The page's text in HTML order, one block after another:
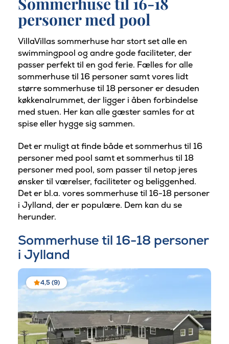
personer med pool
VillaVillas sommerhuse har stort set alle en
swimmingpool og andre gode faciliteter, der
passer perfekt til en god ferie. Fælles for alle
sommerhuse til 16 personer samt vores lidt
større sommerhuse til 18 personer er desuden
køkkenalrummet, der ligger i åben forbindelse
med stuen. Her kan alle gæster samles for at
spise eller hygge sig sammen.
Det er muligt at finde både etsommerhus til 16
personer med pool samt etsommerhus til 18
personer med pool, som passer til netop jeres
ønsker til værelser, faciliteter og beliggenhed.
Det er bl.a. vores sommerhuse til 16-18 personer
i Jylland, der er populære. Dem kan du se
herunder.
Sommerhuse til 16-18 personer
i Jylland
4,5 (9)